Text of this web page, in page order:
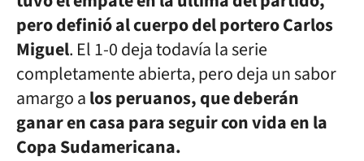
pero definió al cuerpo del portero Carlos
Miguel. El 1-0 deja todavía la serie
completamente abierta, pero deja un sabor
amargo alos peruanos, que deberán
ganar en casa para seguir con vida en la
Copa Sudamericana.